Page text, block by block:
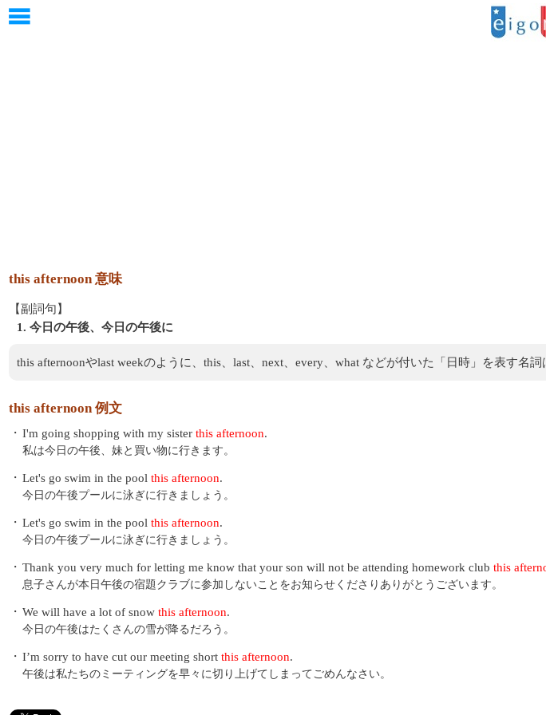
this afternoon 意味
【副詞句】
1. 今日の午後、今日の午後に
this afternoonやlast weekのように、this、last、next、every、what などが付いた「日時」を表す名
this afternoon 例文
・ I'm going shopping with my sister this afternoon.
私は今日の午後、妹と買い物に行きます。
・ Let's go swim in the pool this afternoon.
今日の午後プールに泳ぎに行きましょう。
・ Let's go swim in the pool this afternoon.
今日の午後プールに泳ぎに行きましょう。
・ Thank you very much for letting me know that your son will not be attending homework club this
息子さんが本日午後の宿題クラブに参加しないことをお知らせくださりありがとうございます。
・ We will have a lot of snow this afternoon.
今日の午後はたくさんの雪が降るだろう。
・ I’m sorry to have cut our meeting short this afternoon.
午後は私たちのミーティングを早々に切り上げてしまってごめんなさい。